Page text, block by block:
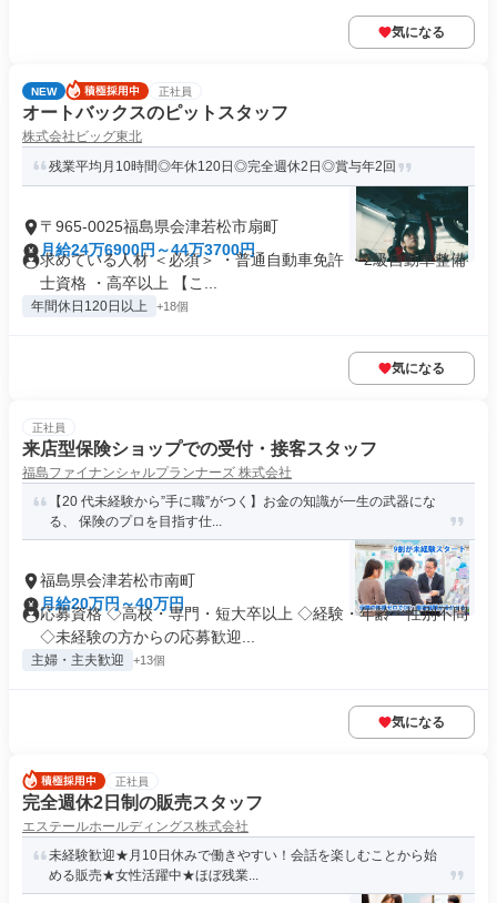
気になる
NEW 正社員
オートバックスのピットスタッフ
株式会社ビッグ東北
残業平均月10時間◎年休120日◎完全週休2日◎賞与年2回
〒965-0025福島県会津若松市扇町
月給24万6900円～44万3700円
求めている人材 ＜必須＞ ・普通自動車免許 ・2級自動車整備
士資格 ・高卒以上 【こ...
年間休日120日以上 +18個
気になる
正社員
来店型保険ショップでの受付・接客スタッフ
福島ファイナンシャルプランナーズ 株式会社
【20 代未経験から”⼿に職”がつく】お⾦の知識が⼀⽣の武器にな
る、 保険のプロを⽬指す仕...
福島県会津若松市南町
月給20万円～40万円
応募資格 ◇高校・専門・短大卒以上 ◇経験・年齢・性別不問
◇未経験の方からの応募歓迎...
主婦・主夫歓迎 +13個
気になる
正社員
完全週休2日制の販売スタッフ
エステールホールディングス株式会社
未経験歓迎★月10日休みで働きやすい！会話を楽しむことから始
める販売★女性活躍中★ほぼ残業...